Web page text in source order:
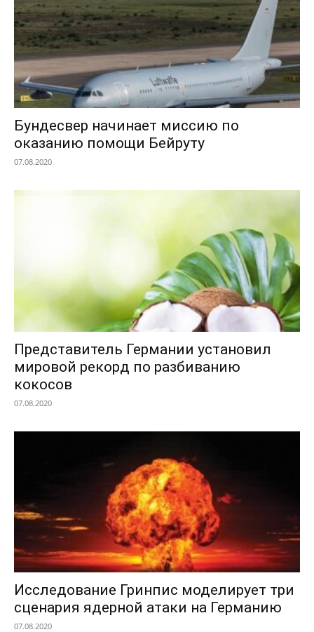
Бундесвер начинает миссию по
оказанию помощи Бейруту
07.08.2020
Представитель Германии установил
мировой рекорд по разбиванию
кокосов
07.08.2020
Исследование Гринпис моделирует три
сценария ядерной атаки на Германию
07.08.2020